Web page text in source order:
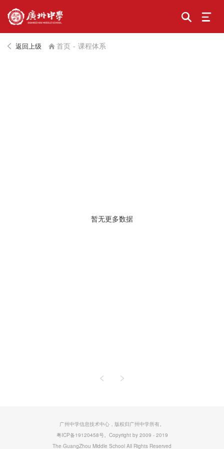
返回上级 首页 - 课程体系
暂无更多数据
< >
广州中学信息技术中心，版权归广州中学所有。
粤ICP备19120458号。 Copyright by 2009 - 2019
The GuangZhou Middle School All Rights Reserved